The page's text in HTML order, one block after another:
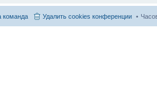
Удалить cookies конференции
команда